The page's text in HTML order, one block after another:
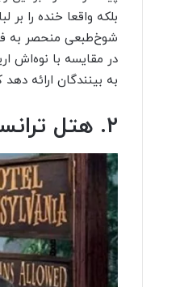
بلکه واقعا خنده را
شوخ‌طبعی منحصر به‌
در مقایسه با نوه‌اش
به بینندگان ارائه
۲. هتل ترانسیلوانیا (Hotel Transylvania)